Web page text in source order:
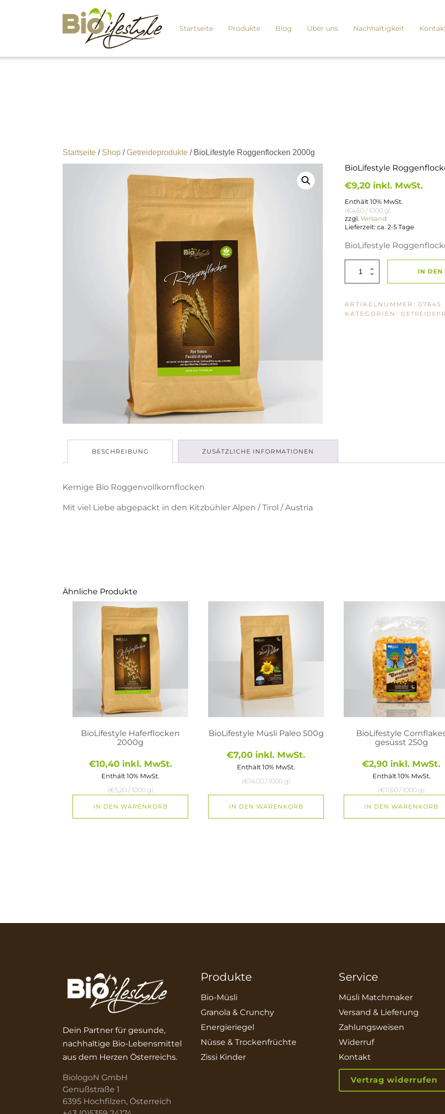
Startseite Produkte Blog Über uns Nachhaltigkeit
Startseite / Shop / Getreideprodukte / BioLifestyle Roggenflocken 2000g
BioLifestyle
€9,20 inkl. MwSt.
Enthält 10% MwSt.
(€4,60/ 1000 g)
zzgl. Versand
Lieferzeit: ca. 2-5 Tage
BioLifestyle
Roggenflocken
Menge
IN DEN
ARTIKELNUMMER: 07645
KATEGORIEN:
BESCHREIBUNG ZUSÄTZLICHE INFORMATIONEN
Kernige Bio Roggenvollkornflocken
Mit viel Liebe abgepackt in den Kitzbühler Alpen / Tirol / Austria
Ähnliche Produkte
BioLifestyle Haferflocken
2000g
€10,40 inkl. MwSt.
Enthält 10% MwSt.
(€5,20/ 1000 g)
IN DEN WARENKORB
BioLifestyle Müsli Paleo 500g
€7,00 inkl. MwSt.
Enthält 10% MwSt.
(€14,00/ 1000 g)
IN DEN WARENKORB
BioLifestyle
gesüsst 250g
€2,90 inkl. MwSt.
Enthält 10% MwSt.
(€11,60/ 1000 g)
IN DEN WARENKORB
Dein Partner für gesunde,
nachhaltige Bio-Lebensmittel
aus dem Herzen Österreichs.
BiologoN GmbH
Genußstraße 1
6395 Hochfilzen, Österreich
Produkte
Bio-Müsli
Granola & Crunchy
Energieriegel
Nüsse & Trockenfrüchte
Zissi Kinder
Service
Müsli Matchmaker
Versand & Lieferung
Zahlungsweisen
Widerruf
Kontakt
Vertrag widerrufen